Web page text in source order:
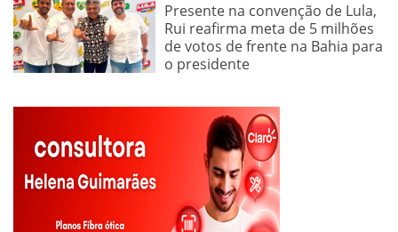
Presente na convenção de Lula,
Rui reafirma meta de 5 milhões
de votos de frente na Bahia para
o presidente